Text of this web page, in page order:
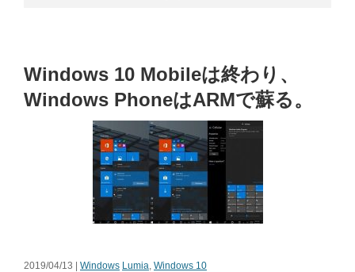
Windows 10 Mobileは終わり、
Windows PhoneはARMで蘇る。
2019/04/13 | Windows Lumia, Windows 10